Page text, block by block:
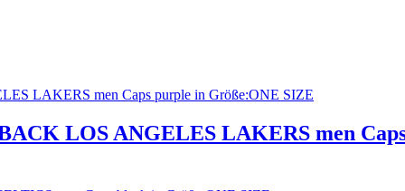
LOS ANGELES LAKERS men